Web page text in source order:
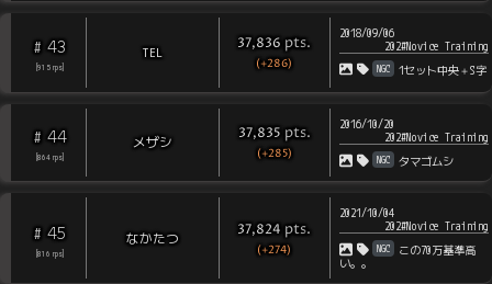
# 43
[915 rps
TEL 37,836 pts.
(+286)
2018/09/06
202#Novice Training
NGC 1セット中央＋S字
# 44
[864 rps
メザシ 37,835 pts.
(+285)
2016/10/20
202#Novice Training
NGC タマゴムシ
# 45
[816 rps
なかたつ 37,824 pts.
(+274)
2021/10/04
202#Novice Training
NGC
この70万基準高
い。。